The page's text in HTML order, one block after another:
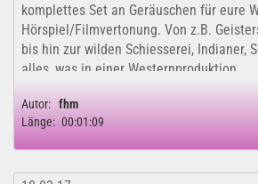
komplettes Set an Geräuschen für eure
Hörspiel/Filmvertonung. Von z.B.
bis hin zur wilden Schiesserei, Indianer,
alles, was in einer Westernproduktion...
Autor: fhm
Länge: 00:01:09